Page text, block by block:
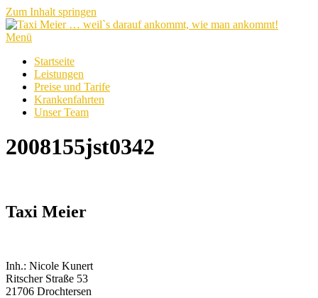
Zum Inhalt springen
Menü
Startseite
Leistungen
Preise und Tarife
Krankenfahrten
Unser Team
2008155jst0342
Taxi Meier
Inh.: Nicole Kunert
Ritscher Straße 53
21706 Drochtersen